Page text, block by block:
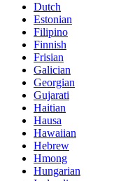
Dutch
Estonian
Filipino
Finnish
Frisian
Galician
Georgian
Gujarati
Haitian
Hausa
Hawaiian
Hebrew
Hmong
Hungarian